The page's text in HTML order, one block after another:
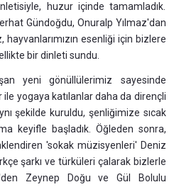
huzur içinde tamamladık.
Gündoğdu, Onuralp Yılmaz'dan
hayvanlarımızın esenliği için bizlere
bir dinleti sundu.
yeni gönüllülerimiz sayesinde
ile yogaya katılanlar daha da dirençli
şekilde kuruldu, şenliğimize sıcak
keyifle başladık. Öğleden sonra,
'sokak müzisyenleri' Deniz
şarkı ve türküleri çalarak bizlerle
Zeynep Doğu ve Gül Bolulu